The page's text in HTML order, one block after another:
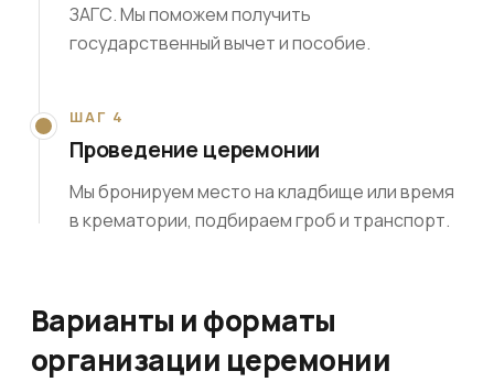
ЗАГС. Мы поможем получить
государственный вычет и пособие.
ШАГ 4
Проведение церемонии
Мы бронируем место на кладбище или время
в крематории, подбираем гроб и транспорт.
Варианты и форматы
организации церемонии